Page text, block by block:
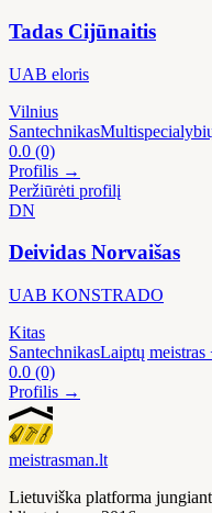
Tadas Cijūnaitis
UAB eloris
Vilnius
Santechnikas
0.0 (0)
Profilis →
Peržiūrėti profilį
DN
Deividas Norvaišas
UAB KONSTRADO
Kitas
SantechnikasLaiptų meistras
0.0 (0)
Profilis →
meistrasman.lt
Lietuviška platforma